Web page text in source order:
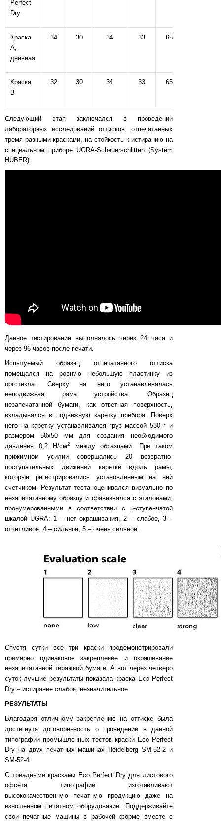
Perfect
Dry
Краска
A,
дневная
34 30 34 33 65
Краска
B
32 30 34 33 65
Следующий этап заключался в проведении
лабораторных исследований оттисков, отпечатанных
тремя разными красками, на стойкость к истиранию на
специальном приборе UGRA-Scheuerschlitten (System
HUBER):
Данное тестирование выполнялось через 24 часа и
через 96 часов после печати.
Испытуемый образец отпечатанного оттиска
помещался на ровную небольшую пластинку из
оргстекла. Сверху на него устанавливалась
неподвижная рама устройства. Образец
незапечатанной бумаги, как ответная поверхность,
вкладывался в подвижную каретку прибора. Поверх
него на каретку устанавливался груз массой 530 г и
размером 50x50 мм для создания необходимого
давления 0,2 Н/см2
между образцами. При таком
прижимном усилии совершались 20 возвратно-
поступательных движений каретки вдоль рамы,
которые регистрировались установленным на ней
счетчиком. Результат теста оценивался визуально по
незапечатанному образцу и сравнивался с эталонами,
пронумерованными в соответствии с 5-ступенчатой
шкалой UGRA: 1 – нет окрашивания, 2 – слабое, 3 –
отчетливое, 4 – сильное, 5 – очень сильное.
Спустя сутки все три краски продемонстрировали
примерно одинаковое закрепление и окрашивание
незапечатанной тиражной бумаги. А вот через четверо
суток лучшие результаты показала краска Eco Perfect
Dry – истирание слабое, незначительное.
РЕЗУЛЬТАТЫ
Благодаря отличному закреплению на оттиске была
достигнута договоренность о проведении в данной
типографии промышленных тестов краски Eco Perfect
Dry на двух печатных машинах Heidelberg SM-52-2 и
SM-52-4.
С триадными красками Eco Perfect Dry для листового
офсета типографии изготавливают
высококачественную печатную продукцию даже на
изношенном печатном оборудовании. Поддерживайте
свои печатные машины в рабочей форме вместе с